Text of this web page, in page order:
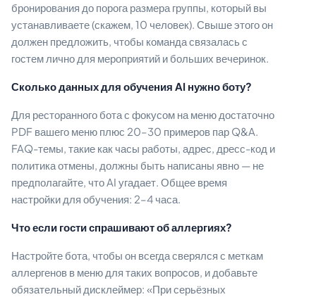
бронирования до порога размера группы, который вы
устанавливаете (скажем, 10 человек). Свыше этого он
должен предложить, чтобы команда связалась с
гостем лично для мероприятий и больших вечеринок.
Сколько данных для обучения AI нужно боту?
Для ресторанного бота с фокусом на меню достаточно
PDF вашего меню плюс 20–30 примеров пар Q&A.
FAQ-темы, такие как часы работы, адрес, дресс-код и
политика отмены, должны быть написаны явно — не
предполагайте, что AI угадает. Общее время
настройки для обучения: 2–4 часа.
Что если гости спрашивают об аллергиях?
Настройте бота, чтобы он всегда сверялся с меткам
аллергенов в меню для таких вопросов, и добавьте
обязательный дисклеймер: «При серьёзных